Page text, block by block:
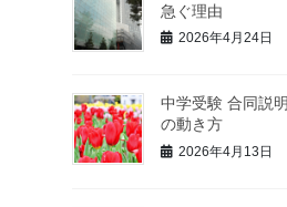
急ぐ理由
2026年4月24日
中学受験 合同説
の動き方
2026年4月13日